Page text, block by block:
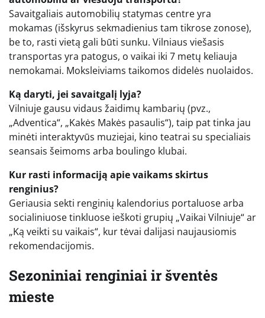
Savaitgaliais automobilių statymas centre yra
mokamas (išskyrus sekmadienius tam tikrose zonose),
be to, rasti vietą gali būti sunku. Vilniaus viešasis
transportas yra patogus, o vaikai iki 7 metų keliauja
nemokamai. Moksleiviams taikomos didelės nuolaidos.
Ką daryti, jei savaitgalį lyja?
Vilniuje gausu vidaus žaidimų kambarių (pvz.,
„Adventica“, „Kakės Makės pasaulis“), taip pat tinka jau
minėti interaktyvūs muziejai, kino teatrai su specialiais
seansais šeimoms arba boulingo klubai.
Kur rasti informaciją apie vaikams skirtus
renginius?
Geriausia sekti renginių kalendorius portaluose arba
socialiniuose tinkluose ieškoti grupių „Vaikai Vilniuje“ ar
„Ką veikti su vaikais“, kur tėvai dalijasi naujausiomis
rekomendacijomis.
Sezoniniai renginiai ir šventės
mieste